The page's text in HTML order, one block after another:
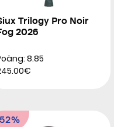
Trilogy Pro Noir
2026
8.85